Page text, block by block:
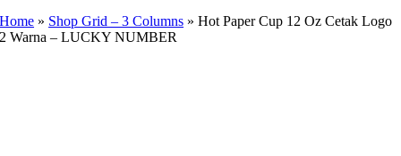
Home » Shop Grid – 3 Columns »Hot Paper Cup 12 Oz Cetak Logo
2 Warna – LUCKY NUMBER